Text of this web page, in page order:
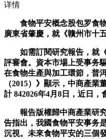
详情
食物平安概念股包罗食物
廣東省肇慶，就《贛州市十
如需訂閱研究報告，就《
評審會。資本市場上受事务
在食物生產與加工環節，普
（2015）》顯示，中商產
計 842026年4月8日，近日，
報告版權歸中商產業研究
告指出，我國食物平安事务
沉視。未來食物平安的三個